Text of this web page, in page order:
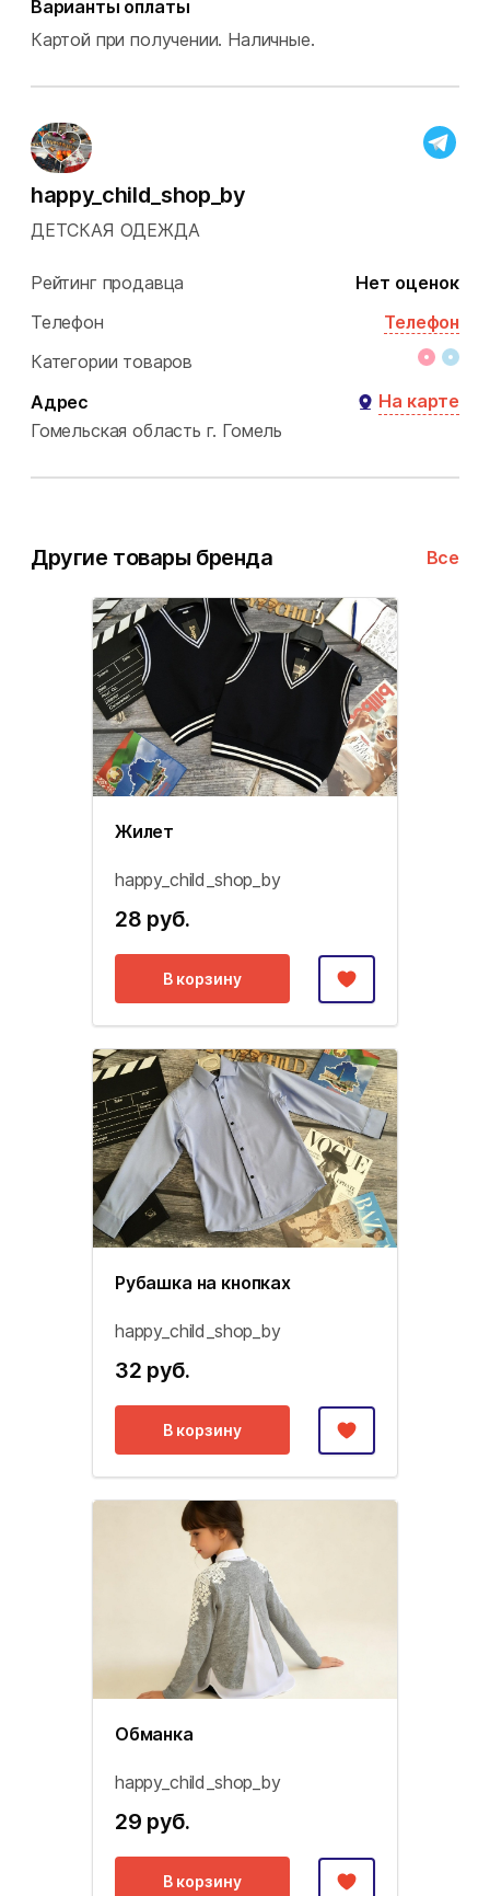
Варианты оплаты
Картой при получении. Наличные.
happy_child_shop_by
ДЕТСКАЯ ОДЕЖДА
Рейтинг продавца
Нет оценок
Телефон
Телефон
Категории товаров
Адрес
На карте
Гомельская область г. Гомель
Другие товары бренда Все
Жилет
happy_child_shop_by
28 руб.
В корзину
Рубашка на кнопках
happy_child_shop_by
32 руб.
В корзину
Обманка
happy_child_shop_by
29 руб.
В корзину